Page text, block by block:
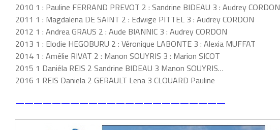
2010 1 : Pauline FERRAND PREVOT 2 : Sandrine BIDEAU 3 : Audrey CORDON
2011 1 : Magdalena DE SAINT 2 : Edwige PITTEL 3 : Audrey CORDON
2012 1 : Andrea GRAUS 2 : Aude BIANNIC 3 : Audrey CORDON
2013 1 : Elodie HEGOBURU 2 : Véronique LABONTE 3 : Alexia MUFFAT
2014 1 : Amélie RIVAT 2 : Manon SOUYRIS 3 : Marion SICOT
2015 1 Daniéla REIS 2 Sandrine BIDEAU 3 Manon SOUYRIS…
2016 1 REIS Daniela 2 GERAULT Lena 3 CLOUARD Pauline
———————————————————————